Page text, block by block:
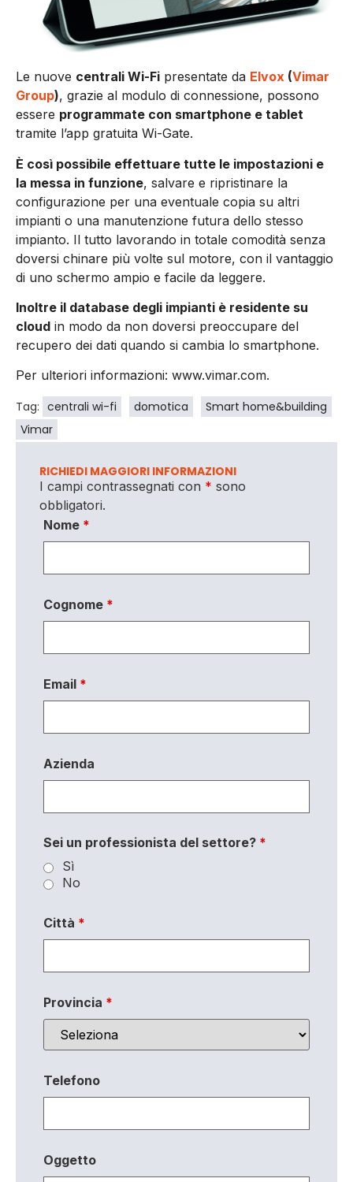
Le nuove centrali Wi-Fi presentate da Elvox (Vimar
Group), grazie al modulo di connessione, possono
essere programmate con smartphone e tablet
tramite l’app gratuita Wi-Gate.
È così possibile effettuare tutte le impostazioni e
la messa in funzione, salvare e ripristinare la
configurazione per una eventuale copia su altri
impianti o una manutenzione futura dello stesso
impianto. Il tutto lavorando in totale comodità senza
doversi chinare più volte sul motore, con il vantaggio
di uno schermo ampio e facile da leggere.
Inoltre il database degli impianti è residente su
cloud in modo da non doversi preoccupare del
recupero dei dati quando si cambia lo smartphone.
Per ulteriori informazioni: www.vimar.com.
Tag: centrali wi-fi domotica
Smart home&building
Vimar
RICHIEDI MAGGIORI INFORMAZIONI
I campi contrassegnati con * sono
obbligatori.
Nome *
Cognome *
Email *
Azienda
Sei un professionista del settore? *
Sì
No
Città *
Provincia *
Telefono
Oggetto